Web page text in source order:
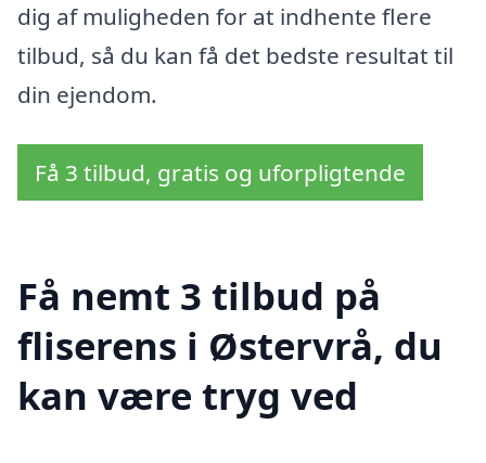
dig af muligheden for at indhente flere
tilbud, så du kan få det bedste resultat til
din ejendom.
Få 3 tilbud, gratis og uforpligtende
Få nemt 3 tilbud på
fliserens i Østervrå, du
kan være tryg ved